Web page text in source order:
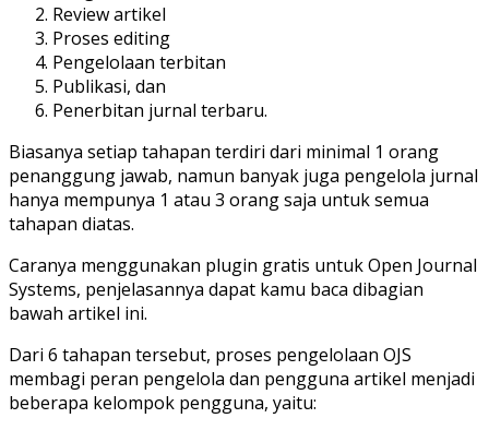
Review artikel
Proses editing
Pengelolaan terbitan
Publikasi, dan
Penerbitan jurnal terbaru.
Biasanya setiap tahapan terdiri dari minimal 1 orang
penanggung jawab, namun banyak juga pengelola jurnal
hanya mempunya 1 atau 3 orang saja untuk semua
tahapan diatas.
Caranya menggunakan plugin gratis untuk Open Journal
Systems, penjelasannya dapat kamu baca dibagian
bawah artikel ini.
Dari 6 tahapan tersebut, proses pengelolaan OJS
membagi peran pengelola dan pengguna artikel menjadi
beberapa kelompok pengguna, yaitu: